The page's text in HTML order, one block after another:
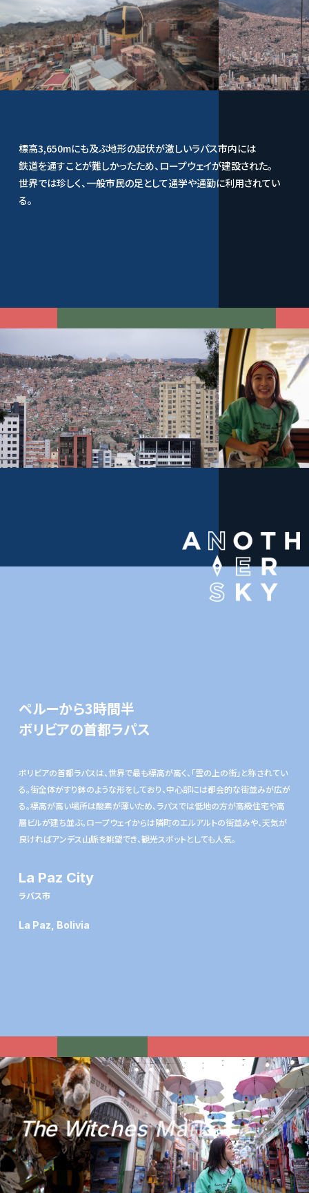
標高3,650mにも及ぶ地形の起伏が激しいラパス市内には
鉄道を通すことが難しかったため、ロープウェイが建設された。
世界では珍しく、一般市民の足として通学や通勤に利用されてい
る。
ペルーから3時間半
ボリビアの首都ラパス
ボリビアの首都ラパスは、世界で最も標高が高く、「雲の上の街」と称されてい
る。街全体がすり鉢のような形をしており、中心部には都会的な街並みが広が
る。標高が高い場所は酸素が薄いため、ラパスでは低地の方が高級住宅や高
層ビルが建ち並ぶ。ロープウェイからは隣町のエルアルトの街並みや、天気が
良ければアンデス山脈を眺望でき、観光スポットとしても人気。
La Paz City
ラバス市
La Paz, Bolivia
TheWitchesMarket